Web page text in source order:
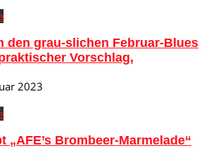
den grau-slichen Februar-Blues
Vorschlag,
2023
„AFE’s Brombeer-Marmelade“